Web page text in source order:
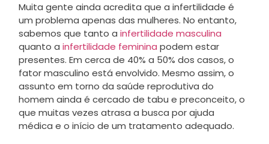
Muita gente ainda acredita que a infertilidade é
um problema apenas das mulheres. No entanto,
sabemos que tanto a infertilidade masculina
quanto a infertilidade feminina podem estar
presentes. Em cerca de 40% a 50% dos casos, o
fator masculino está envolvido. Mesmo assim, o
assunto em torno da saúde reprodutiva do
homem ainda é cercado de tabu e preconceito, o
que muitas vezes atrasa a busca por ajuda
médica e o início de um tratamento adequado.